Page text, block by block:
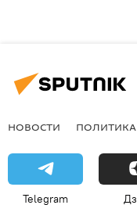
НОВОСТИ ПОЛИТИКА
Telegram